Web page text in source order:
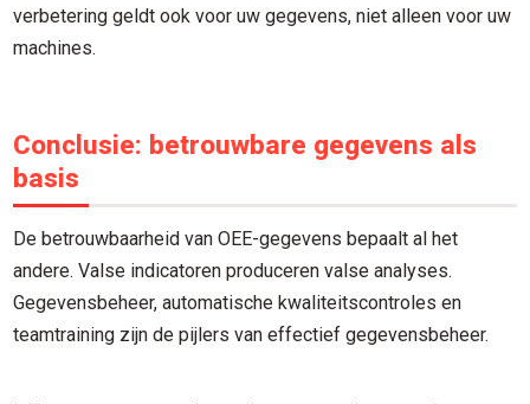
verbetering geldt ook voor uw gegevens, niet alleen voor uw
machines.
Conclusie: betrouwbare gegevens als
basis
De betrouwbaarheid van OEE-gegevens bepaalt al het
andere. Valse indicatoren produceren valse analyses.
Gegevensbeheer, automatische kwaliteitscontroles en
teamtraining zijn de pijlers van effectief gegevensbeheer.